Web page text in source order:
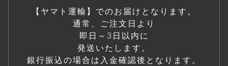
【ヤマト運輸】でのお届けとなります。
通常、ご注文日より
即日～3日以内に
発送いたします。
銀行振込の場合は入金確認後となります。